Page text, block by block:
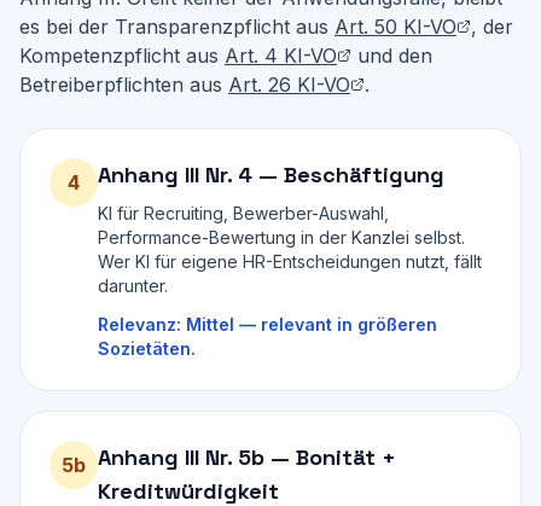
es bei der Transparenzpflicht aus Art. 50 KI-VO
, der
Kompetenzpflicht aus Art. 4 KI-VO
und den
Betreiberpflichten aus Art. 26 KI-VO .
4 Anhang III Nr. 4 — Beschäftigung
KI für Recruiting, Bewerber-Auswahl,
Performance-Bewertung in der Kanzlei selbst.
Wer KI für eigene HR-Entscheidungen nutzt, fällt
darunter.
Relevanz: Mittel — relevant in größeren
Sozietäten.
5b Anhang III Nr. 5b — Bonität +
Kreditwürdigkeit